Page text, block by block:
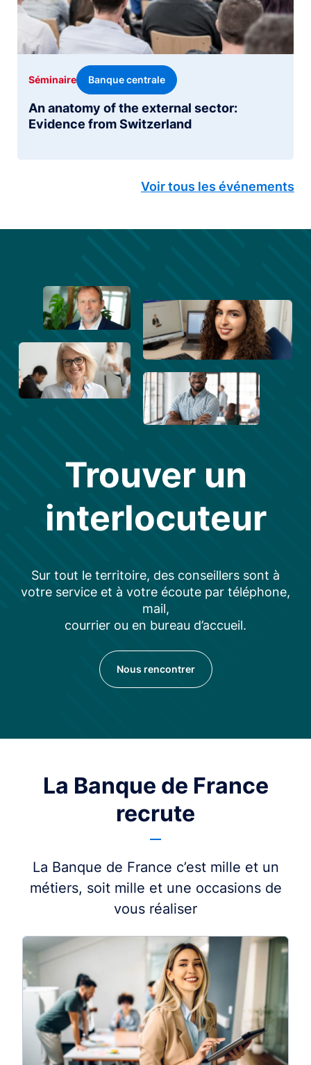
An anatomy of the external sector:
Evidence from Switzerland
Séminaire Banque centrale
Voir tous les événements
Trouver un
interlocuteur
Sur tout le territoire, des conseillers sont à
votre service et à votre écoute par téléphone,
mail,
courrier ou en bureau d’accueil.
Nous rencontrer
La Banque de France
recrute
La Banque de France c’est mille et un
métiers, soit mille et une occasions de
vous réaliser